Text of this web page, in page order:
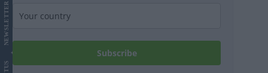
Subscribe
US
NEWS
LETTER